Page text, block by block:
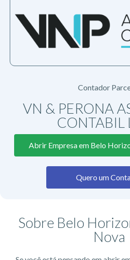
Contador
VN & PERONA
CONTABIL
Abrir Empresa em Belo
Quero um
Sobre Belo
Nova